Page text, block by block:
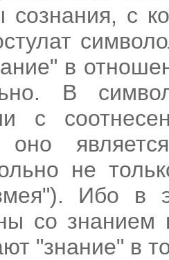
сознания, с
в
В
с
оно
не
Ибо в
со знанием
"знание" в